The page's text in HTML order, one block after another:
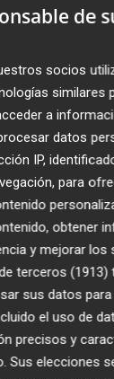
de 46
en
B(al
, en la
del siglo
en
de La
de 47
como
que llegó a
como
se incorporó
de
socios
similares
a
datos
IP,
para
obtener
y mejorar los
terceros (1913)
sus datos
el uso de
precisos y
Sus elecciones